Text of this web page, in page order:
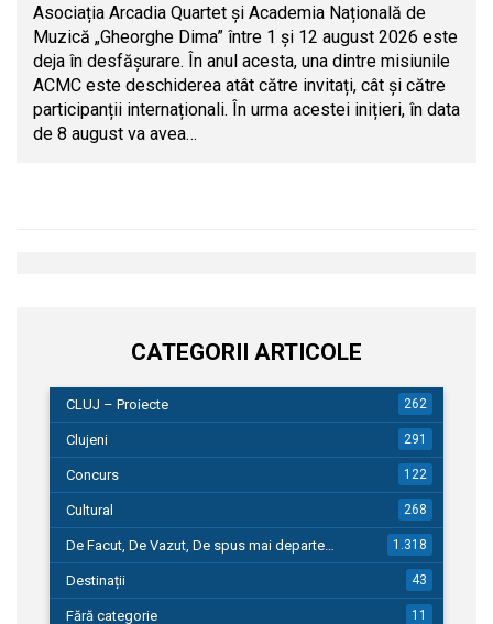
Asociația Arcadia Quartet și Academia Națională de
Muzică „Gheorghe Dima” între 1 și 12 august 2026 este
deja în desfășurare. În anul acesta, una dintre misiunile
ACMC este deschiderea atât către invitați, cât și către
participanții internaționali. În urma acestei inițieri, în data
de 8 august va avea…
CATEGORII ARTICOLE
CLUJ – Proiecte 262
Clujeni 291
Concurs 122
Cultural 268
De Facut, De Vazut, De spus mai departe… 1.318
Destinații 43
Fără categorie 11